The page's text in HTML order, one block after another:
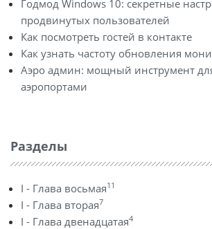
Годмод Windows 10: секретные
продвинутых пользователей
Как посмотреть гостей в контакте
Как узнать частоту обновления
Аэро админ: мощный инструмент
аэропортами
Разделы
I - Глава восьмая11
I - Глава вторая7
I - Глава двенадцатая4